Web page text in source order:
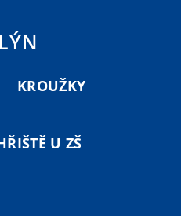
KROUŽKY
U ZŠ